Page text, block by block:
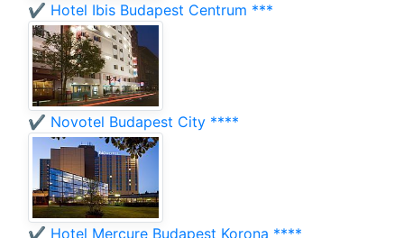
✔️ Hotel Ibis Budapest Centrum ***
✔️ Novotel Budapest City ****
✔️ Hotel Mercure Budapest Korona ****